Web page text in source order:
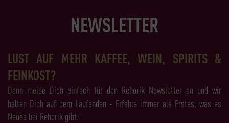
NEWSLETTER
LUST AUF MEHR KAFFEE, WEIN, SPIRITS &
FEINKOST?
Dann melde Dich einfach für den Rehorik Newsletter an und wir
halten Dich auf dem Laufenden - Erfahre immer als Erstes, was es
Neues bei Rehorik gibt!